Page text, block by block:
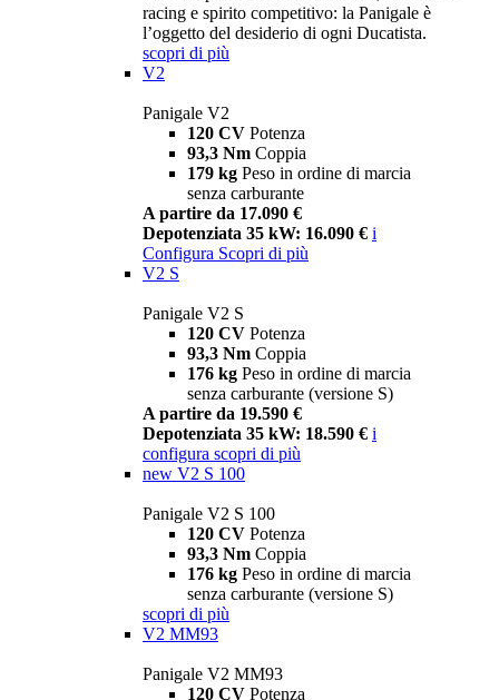
racing e spirito competitivo: la Panigale è
l’oggetto del desiderio di ogni Ducatista.
scopri di più
V2
Panigale V2
120 CV Potenza
93,3 Nm Coppia
179 kg Peso in ordine di marcia
senza carburante
A partire da 17.090 €
Depotenziata 35 kW: 16.090 € i
Configura Scopri di più
V2 S
Panigale V2 S
120 CV Potenza
93,3 Nm Coppia
176 kg Peso in ordine di marcia
senza carburante (versione S)
A partire da 19.590 €
Depotenziata 35 kW: 18.590 € i
configura scopri di più
new V2 S 100
Panigale V2 S 100
120 CV Potenza
93,3 Nm Coppia
176 kg Peso in ordine di marcia
senza carburante (versione S)
scopri di più
V2 MM93
Panigale V2 MM93
120 CV Potenza